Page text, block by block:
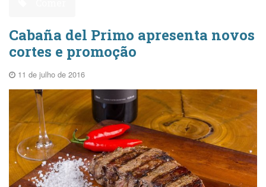
Cabaña del Primo apresenta novos
cortes e promoção
11 de julho de 2016